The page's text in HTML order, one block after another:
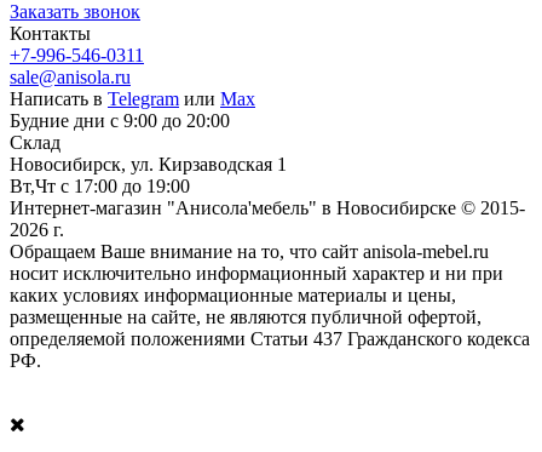
Заказать звонок
Контакты
+7-996-546-0311
sale@anisola.ru
Написать в Telegram или Max
Будние дни с 9:00 до 20:00
Склад
Новосибирск, ул. Кирзаводская 1
Вт,Чт с 17:00 до 19:00
Интернет-магазин "Анисола'мебель" в Новосибирске © 2015-
2026 г.
Обращаем Ваше внимание на то, что сайт anisola-mebel.ru
носит исключительно информационный характер и ни при
каких условиях информационные материалы и цены,
размещенные на сайте, не являются публичной офертой,
определяемой положениями Статьи 437 Гражданского кодекса
РФ.